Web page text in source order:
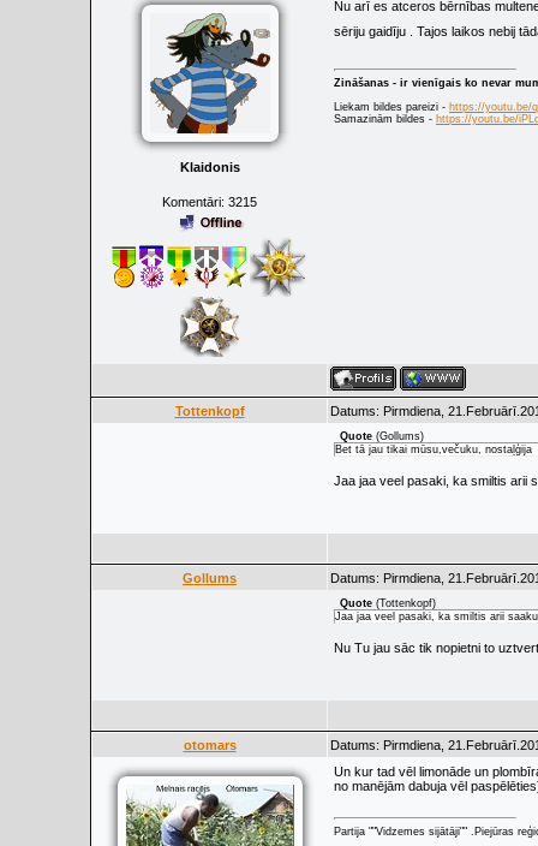
Klaidonis
Komentāri: 3215
Nu arī es atceros bērnības
sēriju gaidīju . Tajos laikos nebij
Zināšanas - ir vienīgais ko nevar
Liekam bildes pareizi - https://youtu.be/
Samazinām bildes - https://youtu.be/
Tottenkopf Datums: Pirmdiena,
Quote (Gollums)
Bet tā jau tikai mūsu,večuku, nostaļģija
Jaa jaa veel pasaki, ka smiltis arii
Gollums Datums: Pirmdiena,
Quote (Tottenkopf)
Jaa jaa veel pasaki, ka smiltis arii
Nu Tu jau sāc tik nopietni to
otomars
Datums: Pirmdiena,
Un kur tad vēl limonāde un
no manējām dabuja vēl
Partija ""Vidzemes sijātāji"" .Piejūras